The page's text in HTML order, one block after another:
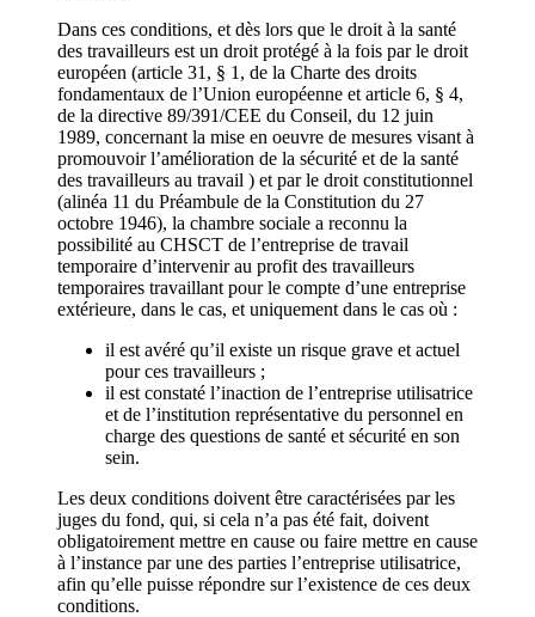
Dans ces conditions, et dès lors que le droit à la santé
des travailleurs est un droit protégé à la fois par le droit
européen (article 31, § 1, de la Charte des droits
fondamentaux de l’Union européenne et article 6, § 4,
de la directive 89/391/CEE du Conseil, du 12 juin
1989, concernant la mise en oeuvre de mesures visant à
promouvoir l’amélioration de la sécurité et de la santé
des travailleurs au travail ) et par le droit constitutionnel
(alinéa 11 du Préambule de la Constitution du 27
octobre 1946), la chambre sociale a reconnu la
possibilité au CHSCT de l’entreprise de travail
temporaire d’intervenir au profit des travailleurs
temporaires travaillant pour le compte d’une entreprise
extérieure, dans le cas, et uniquement dans le cas où :
il est avéré qu’il existe un risque grave et actuel
pour ces travailleurs ;
il est constaté l’inaction de l’entreprise utilisatrice
et de l’institution représentative du personnel en
charge des questions de santé et sécurité en son
sein.
Les deux conditions doivent être caractérisées par les
juges du fond, qui, si cela n’a pas été fait, doivent
obligatoirement mettre en cause ou faire mettre en cause
à l’instance par une des parties l’entreprise utilisatrice,
afin qu’elle puisse répondre sur l’existence de ces deux
conditions.